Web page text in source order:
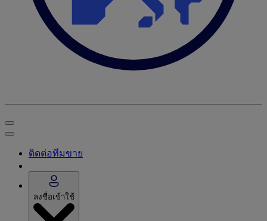
ติดต่อทีมขาย
ลงชื่อเข้าใช้